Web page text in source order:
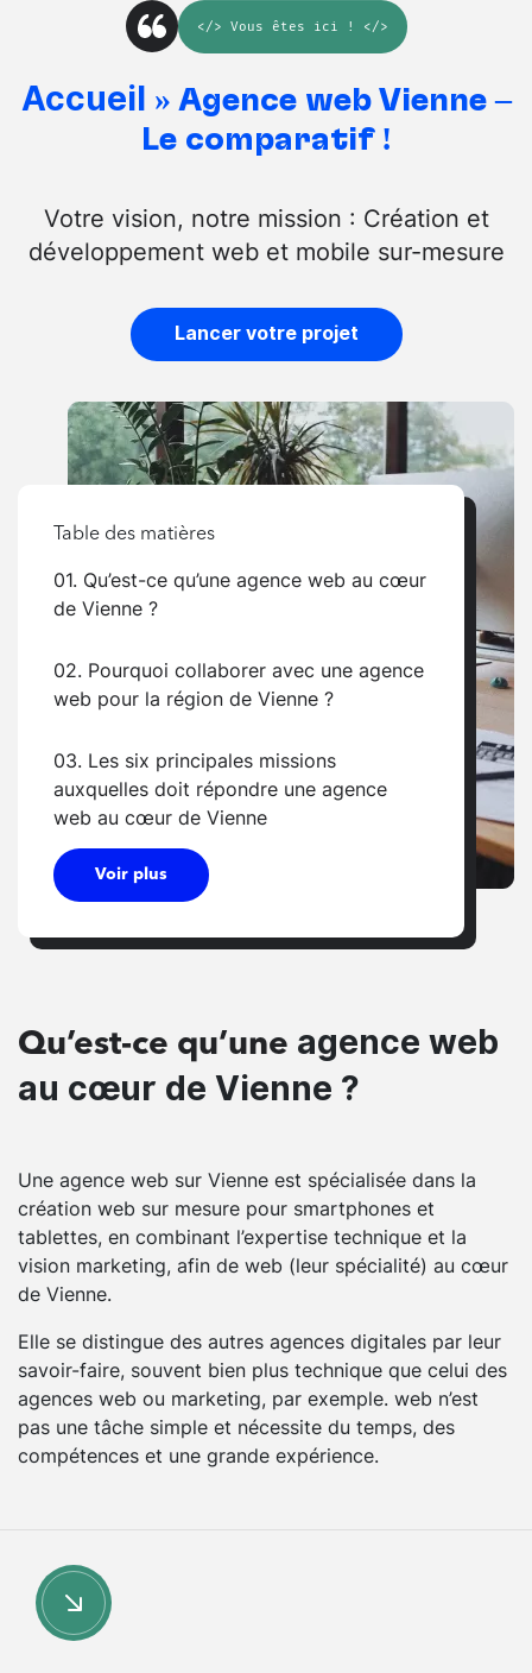
</> Vous êtes ici ! </>
Accueil » Agence web Vienne –
Le comparatif !
Votre vision, notre mission : Création et
développement web et mobile sur-mesure
Lancer votre projet
Table des matières
01. Qu’est-ce qu’une agence web au cœur
de Vienne ?
02. Pourquoi collaborer avec une agence
web pour la région de Vienne ?
03. Les six principales missions
auxquelles doit répondre une agence
web au cœur de Vienne
Voir plus
Qu’est-ce qu’une agence web
au cœur de Vienne ?
Une agence web sur Vienne est spécialisée dans la
création web sur mesure pour smartphones et
tablettes, en combinant l’expertise technique et la
vision marketing, afin de web (leur spécialité) au cœur
de Vienne.
Elle se distingue des autres agences digitales par leur
savoir-faire, souvent bien plus technique que celui des
agences web ou marketing, par exemple. web n’est
pas une tâche simple et nécessite du temps, des
compétences et une grande expérience.